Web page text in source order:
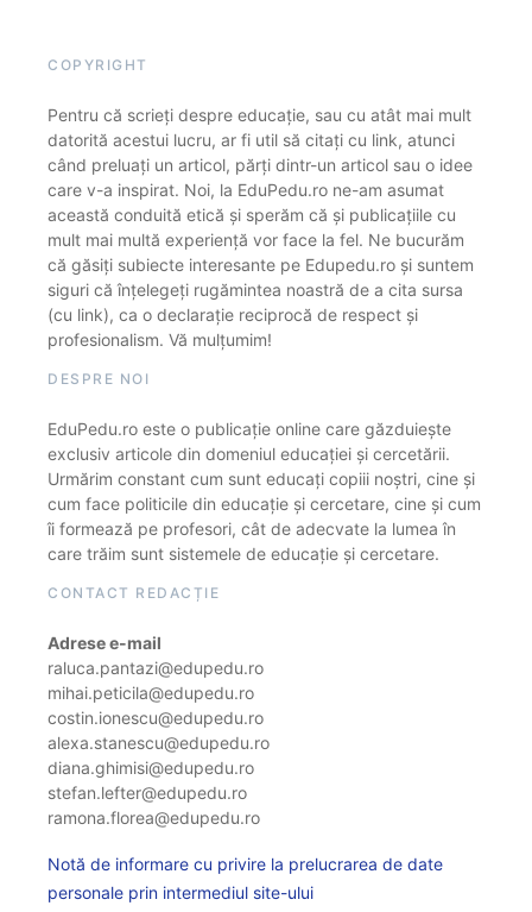
COPYRIGHT
Pentru că scrieți despre educație, sau cu atât mai mult
datorită acestui lucru, ar fi util să citați cu link, atunci
când preluați un articol, părți dintr-un articol sau o idee
care v-a inspirat. Noi, la EduPedu.ro ne-am asumat
această conduită etică și sperăm că și publicațiile cu
mult mai multă experiență vor face la fel. Ne bucurăm
că găsiți subiecte interesante pe Edupedu.ro și suntem
siguri că înțelegeți rugămintea noastră de a cita sursa
(cu link), ca o declarație reciprocă de respect și
profesionalism. Vă mulțumim!
DESPRE NOI
EduPedu.ro este o publicație online care găzduiește
exclusiv articole din domeniul educației și cercetării.
Urmărim constant cum sunt educați copiii noștri, cine și
cum face politicile din educație și cercetare, cine și cum
îi formează pe profesori, cât de adecvate la lumea în
care trăim sunt sistemele de educație și cercetare.
CONTACT REDACȚIE
Adrese e-mail
raluca.pantazi@edupedu.ro
mihai.peticila@edupedu.ro
costin.ionescu@edupedu.ro
alexa.stanescu@edupedu.ro
diana.ghimisi@edupedu.ro
stefan.lefter@edupedu.ro
ramona.florea@edupedu.ro
Notă de informare cu privire la prelucrarea de date
personale prin intermediul site-ului